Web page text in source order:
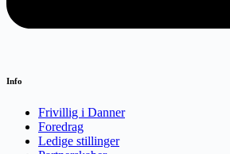
Info
Frivillig i Danner
Foredrag
Ledige stillinger